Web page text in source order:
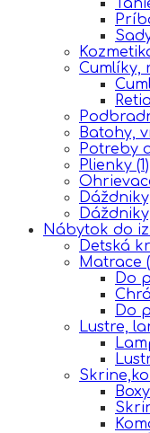
Cumlíky,
Batohy,
Potreby
Plienky (1)
Nábytok do
Detská
Matrace
Do
Do
Lustre,